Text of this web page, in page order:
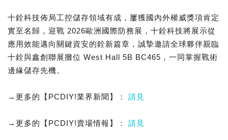
十銓科技佈局工控儲存領域有成，屢獲國內外權威獎項肯定
實至名歸，迎戰 2026歐洲國際防務展，十銓科技將展示從
應用效能邁向關鍵資安的銓新篇章，誠摯邀請全球夥伴親臨
十銓與鑫創聯展攤位 West Hall 5B BC465，一同掌握戰術
邊緣儲存先機。
→更多的【PCDIY!業界新聞】： 請見
→更多的【PCDIY!賣場情報】： 請見